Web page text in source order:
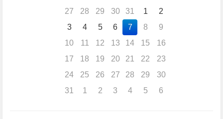
27
28 29 30 31 1
2
3
4 5 6 7 8
9
10
11 12 13 14 15
16
17
18 19 20 21 22
23
24
25 26 27 28 29
30
31
1 2 3 4 5 6